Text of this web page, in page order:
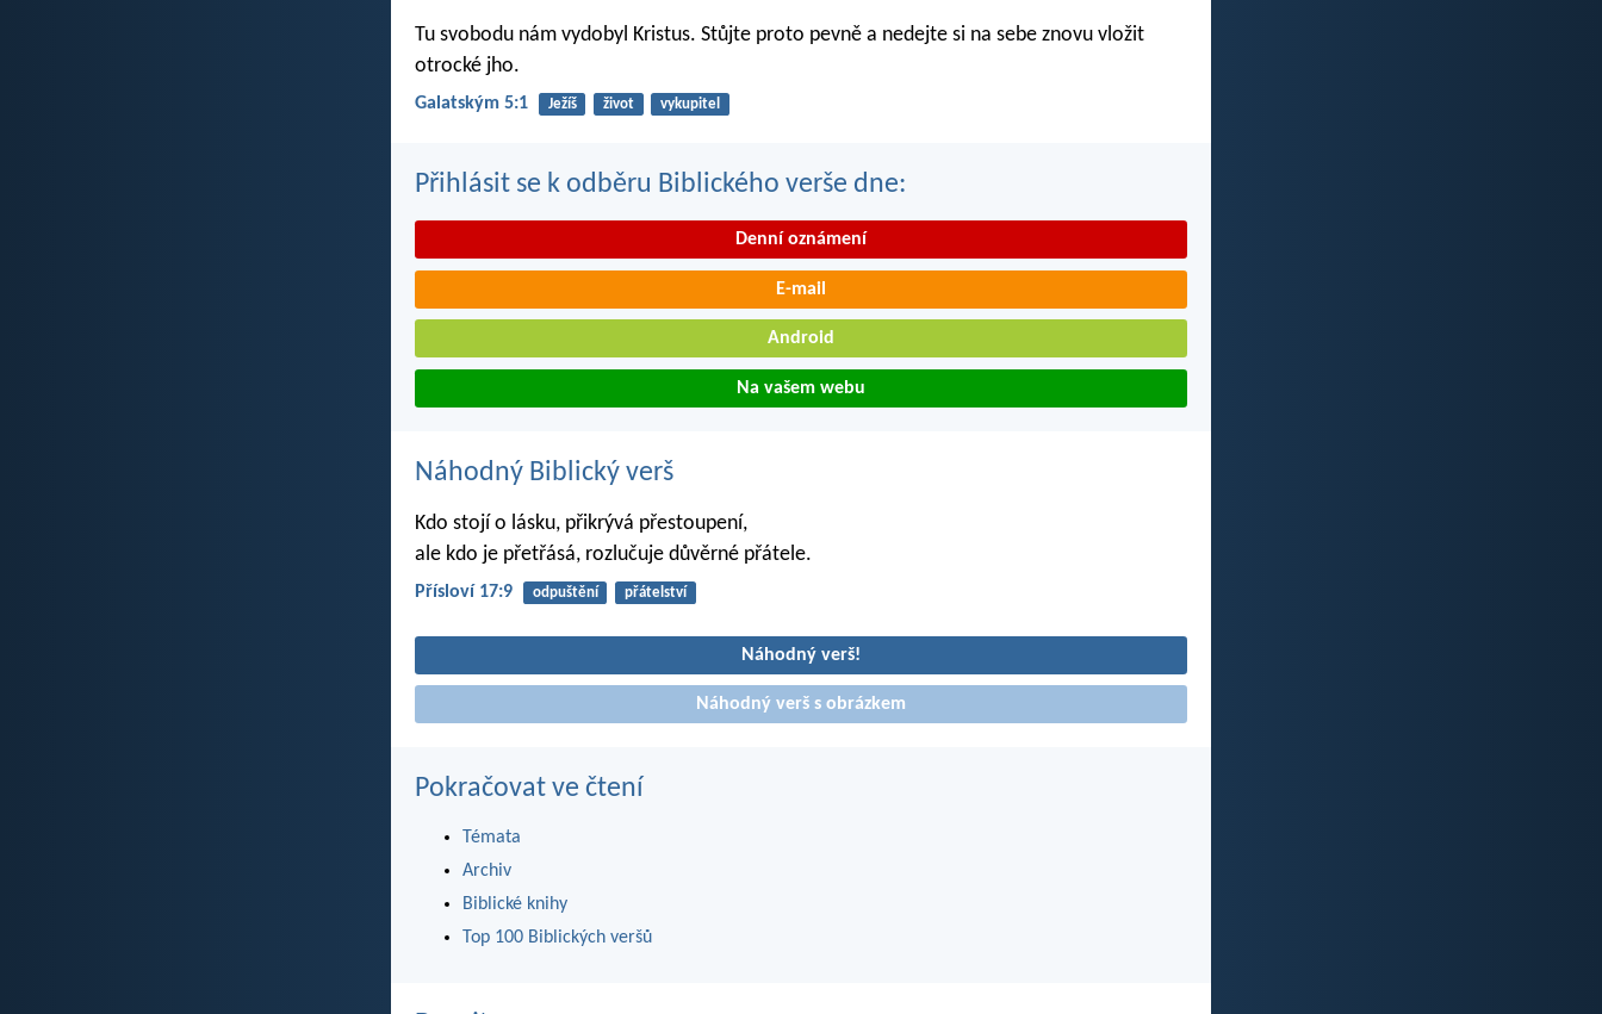
Tu svobodu nám vydobyl Kristus. Stůjte proto pevně a nedejte si na sebe znovu vložit
otrocké jho.
Galatským 5:1 Ježíš život vykupitel
Přihlásit se k odběru Biblického verše dne:
Denní oznámení
E-mail
Android
Na vašem webu
Náhodný Biblický verš
Kdo stojí o lásku, přikrývá přestoupení,
ale kdo je přetřásá, rozlučuje důvěrné přátele.
Přísloví 17:9 odpuštění přátelství
Náhodný verš!
Náhodný verš s obrázkem
Pokračovat ve čtení
Témata
Archiv
Biblické knihy
Top 100 Biblických veršů